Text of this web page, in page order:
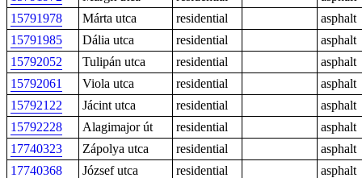
15791978
Márta utca residential
asphalt
15791985
Dália utca residential
asphalt
15792052
Tulipán utca residential
asphalt
15792061
Viola utca residential
asphalt
15792122
Jácint utca residential
asphalt
15792228
Alagimajor út residential
asphalt
17740323
Zápolya utca residential
asphalt
17740368
József utca residential
asphalt